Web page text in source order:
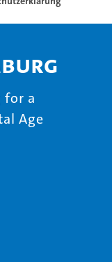
for a
Age